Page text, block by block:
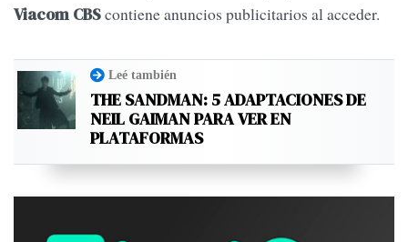
Viacom CBScontiene anuncios publicitarios al acceder.
Leé también
THE SANDMAN: 5 ADAPTACIONES DE
NEIL GAIMAN PARA VER EN
PLATAFORMAS